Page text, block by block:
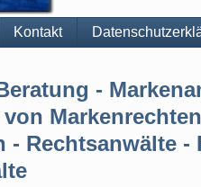
Kontakt
-
- Rechtsanwälte -